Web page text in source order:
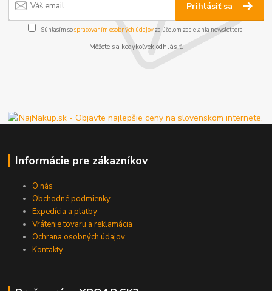
Prihlásiť sa
Súhlasím sospracovaním osobných údajov za účelom zasielania newslettera.
Môžete sa kedykoľvek odhlásiť.
Informácie pre zákazníkov
O nás
Obchodné podmienky
Expedícia a platby
Vrátenie tovaru a reklamácia
Ochrana osobných údajov
Kontakty